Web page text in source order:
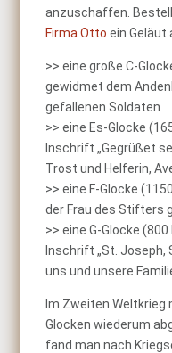
anzuschaffen.
Firma Otto ein Geläut
>> eine große C-
gewidmet dem
gefallenen Soldaten
>> eine Es-Glocke
Inschrift „Gegrüßet
Trost und Helferin,
>> eine F-Glocke
der Frau des Stifters
>> eine G-Glocke
Inschrift „St. Joseph,
uns und unsere
Im Zweiten
Glocken wiederum
fand man nach